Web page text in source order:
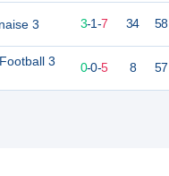
3
3
10 3-1-7 34 58
-6 11 0-0-5 8 57